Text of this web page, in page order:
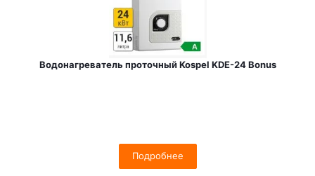
Водонагреватель проточный Kospel KDE-24 Bonus
Подробнее